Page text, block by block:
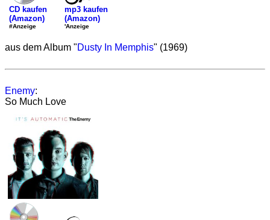
CD kaufen
(Amazon)
#Anzeige
mp3 kaufen
(Amazon)
'Anzeige
aus dem Album "Dusty In Memphis" (1969)
Enemy:
So Much Love